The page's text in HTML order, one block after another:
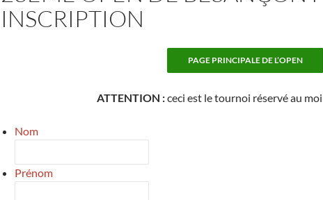
INSCRIPTION
PAGE PRINCIPALE DE L’OPEN
ATTENTION :ceci est le tournoi réservé au
Nom
Prénom